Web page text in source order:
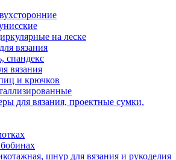
на леске
вязания
спандекс
вязания
и крючков
для вязания, проектные сумки,
шнур для вязания и рукоделия